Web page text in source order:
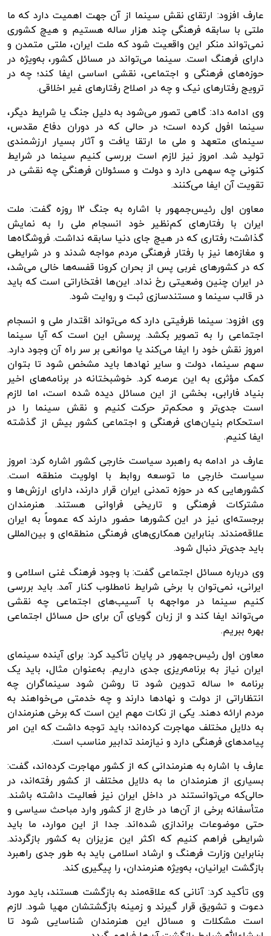
عارف افزود: ارتقای نقش سینما از آن جهت اهمیت دارد که ما
ملتی با سابقه فرهنگی چند هزار ساله هستیم و هیچ کشوری
نمی‌تواند منکر این واقعیت شود که ملت ایران، ملتی متمدن و
دارای فرهنگ است. سینما می‌تواند در مسائل کشور، به‌ویژه در
حوزه‌های فرهنگی و اجتماعی، نقشی اساسی ایفا کند؛ چه در
ترویج رفتارهای نیک و چه در اصلاح رفتارهای غیر اخلاقی.
وی ادامه داد: گاهی تصور می‌شود به دلیل جنگ یا شرایط دیگر،
سینما افول کرده است؛ در حالی که در دوران دفاع مقدس،
سینمای متعهد و ملی ما ارتقا یافت و آثار بسیار ارزشمندی
تولید شد. امروز نیز لازم است بررسی کنیم سینما در شرایط
کنونی چه سهمی دارد و دولت و مسئولان فرهنگی چه نقشی در
تقویت آن ایفا می‌کنند.
معاون اول رئیس‌جمهور با اشاره به جنگ ۱۲ روزه گفت: ملت
ایران با رفتارهای کم‌نظیر خود انسجام ملی را به نمایش
گذاشت؛ رفتاری که در هیچ جای دنیا سابقه نداشت. فروشگاه‌ها
و مغازه‌ها نیز با رفتار فرهنگی مردم مواجه شدند و در شرایطی
که در کشورهای غربی پس از بحرانکرونا قفسه‌ها خالی می‌شد،
در ایران چنین وضعیتی رخ نداد. این‌ها افتخاراتی است که باید
در قالب سینما و مستندسازی ثبت و روایت شود.
وی افزود: سینما ظرفیتی دارد که می‌تواند اقتدار ملی و انسجام
اجتماعی را به تصویر بکشد. پرسش این است که آیا سینما
امروز نقش خود را ایفا می‌کند یا موانعی بر سر راه آن وجود دارد.
سهم سینما، دولت و سایر نهادها باید مشخص شود تا بتوان
کمک مؤثری به این عرصه کرد. خوشبختانه در برنامه‌های اخیر
بنیاد فارابی، بخشی از این مسائل دیده شده است، اما لازم
است جدی‌تر و محکم‌تر حرکت کنیم و نقش سینما را در
استحکام بنیان‌های فرهنگی و اجتماعی کشور بیش از گذشته
ایفا کنیم.
عارف در ادامه به راهبرد سیاست خارجی کشور اشاره کرد: امروز
سیاست خارجی ما توسعه روابط با اولویت منطقه است.
کشورهایی که در حوزه تمدنی ایران قرار دارند، دارای ارزش‌ها و
مشترکات فرهنگی و تاریخی فراوانی هستند. هنرمندان
برجسته‌ای نیز در این کشورها حضور دارند که عموماً به ایران
علاقه‌مندند. بنابراین همکاری‌های فرهنگی منطقه‌ای و بین‌المللی
باید جدی‌تر دنبال شود.
وی درباره مسائل اجتماعی گفت: با وجود فرهنگ غنی اسلامی و
ایرانی، نمی‌توان با برخی شرایط نامطلوب کنار آمد. باید بررسی
کنیم سینما در مواجهه با آسیب‌های اجتماعی چه نقشی
می‌تواند ایفا کند و از زبان گویای آن برای حل مسائل اجتماعی
بهره ببریم.
معاون اول رئیس‌جمهور در پایان تأکید کرد: برای آینده سینمای
ایران نیاز به برنامه‌ریزی جدی داریم. به‌عنوان مثال، باید یک
برنامه ۱۰ ساله تدوین شود تا روشن شود سینماگران چه
انتظاراتی از دولت و نهادها دارند و چه خدمتی می‌خواهند به
مردم ارائه دهند. یکی از نکات مهم این است که برخی هنرمندان
به دلایل مختلف مهاجرت کرده‌اند؛ باید توجه داشت که این امر
پیامدهای فرهنگی دارد و نیازمند تدابیر مناسب است.
عارف با اشاره به هنرمندانی که از کشور مهاجرت کرده‌اند، گفت:
بسیاری از هنرمندان ما به دلایل مختلف از کشور رفته‌اند، در
حالی‌که می‌توانستند در داخل ایران نیز فعالیت داشته باشند.
متأسفانه برخی از آن‌ها در خارج از کشور وارد مباحث سیاسی و
حتی موضوعات براندازی شده‌اند. جدا از این موارد، ما باید
شرایطی فراهم کنیم که اکثر این عزیزان به کشور بازگردند.
بنابراین وزارت فرهنگ و ارشاد اسلامی باید به طور جدی راهبرد
بازگشت ایرانیان، به‌ویژه هنرمندان، را پیگیری کند.
وی تأکید کرد: آنانی که علاقه‌مند به بازگشت هستند، باید مورد
دعوت و تشویق قرار گیرند و زمینه بازگشتشان مهیا شود. لازم
است مشکلات و مسائل این هنرمندان شناسایی شود تا